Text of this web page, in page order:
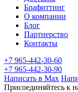
Брафиттинг
О компании
Блог
Партнерство
Контакты
+7 965-442-30-60
+7 965-442-30-90
Написать в Max
Присоединяйтесь к